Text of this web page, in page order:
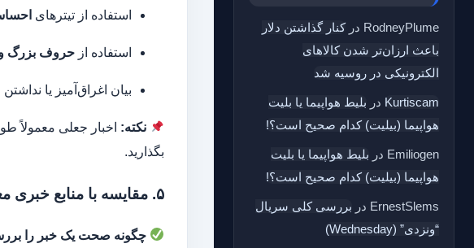
RodneyPlume درکنار گذاشتن دلار
باعث ارزان‌تر شدن کالاهای
الکترونیکی در روسیه شد
Kurtiscam در بلیط هواپیما یا بلیت
هواپیما (بیلیت) کدام صحیح است؟!
Emiliogen در بلیط هواپیما یا بلیت
هواپیما (بیلیت) کدام صحیح است؟!
ErnestSlems در بررسی کلی سریال
“ونزدی” (Wednesday)
استفاده از تیترهای
استفاده از حروف بزرگ و
بیان اغراق‌آمیز یا
نکته: اخبار جعلی معمولاً
بگذارید.
۵. مقایسه با منابع خبری معتبر دیگر
چگونه صحت یک خبر را